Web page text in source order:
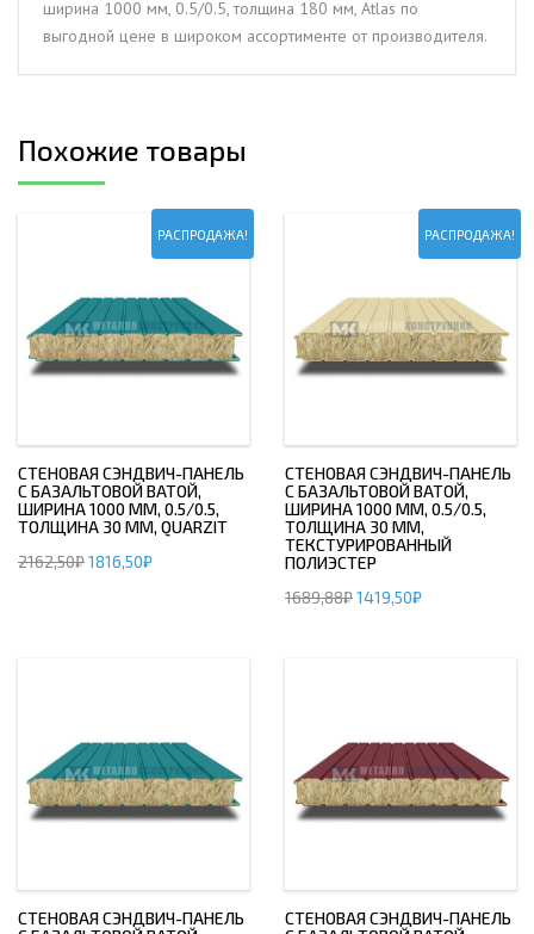
0.5/0.5,
толщина
180
ширина 1000 мм, 0.5/0.5, толщина 180 мм, Atlas по
выгодной цене в широком ассортименте от производителя.
Похожие товары
РАСПРОДАЖА!
СТЕНОВАЯ СЭНДВИЧ-ПАНЕЛЬ
С БАЗАЛЬТОВОЙ ВАТОЙ,
ШИРИНА 1000 ММ, 0.5/0.5,
ТОЛЩИНА 30 ММ, QUARZIT
2162,50₽1816,50₽
РАСПРОДАЖА!
СТЕНОВАЯ СЭНДВИЧ-ПАНЕЛЬ
С БАЗАЛЬТОВОЙ ВАТОЙ,
ШИРИНА 1000 ММ, 0.5/0.5,
ТОЛЩИНА 30 ММ,
ТЕКСТУРИРОВАННЫЙ
ПОЛИЭСТЕР
1689,88₽1419,50₽
СТЕНОВАЯ СЭНДВИЧ-ПАНЕЛЬ
СТЕНОВАЯ СЭНДВИЧ-ПАНЕЛЬ